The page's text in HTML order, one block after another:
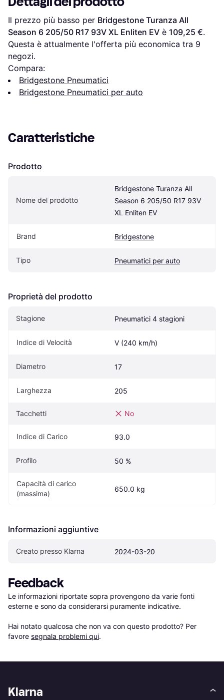
Il prezzo più basso per Bridgestone Turanza All
Season 6 205/50 R17 93V XL Enliten EV è 109,25 €.
Questa è attualmente l'offerta più economica tra 9
negozi.
Compara:
Bridgestone Pneumatici
Bridgestone Pneumatici per auto
Caratteristiche
Prodotto
Nome del prodotto
Bridgestone Turanza All
Season 6 205/50 R17 93V
XL Enliten EV
Brand Bridgestone
Tipo Pneumatici per auto
Proprietà del prodotto
Stagione Pneumatici 4 stagioni
Indice di Velocità V (240 km/h)
Diametro 17
Larghezza 205
Tacchetti No
Indice di Carico 93.0
Profilo 50 %
Capacità di carico
(massima)
650.0 kg
Informazioni aggiuntive
Creato presso Klarna 2024-03-20
Feedback
Le informazioni riportate sopra provengono da varie fonti
esterne e sono da considerarsi puramente indicative.
Hai notato qualcosa che non va con questo prodotto? Per
favore segnala problemi qui.
Klarna